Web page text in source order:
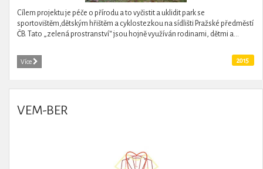
Cílem projektu je péče o přírodu a to vyčistit a uklidit park se
sportovištěm,dětským hřištěm a cyklostezkou na sídlišti Pražské předměstí
ČB. Tato „zelená prostranství“ jsou hojně využíván rodinami, dětmi a...
Více 2015
VEM-BER